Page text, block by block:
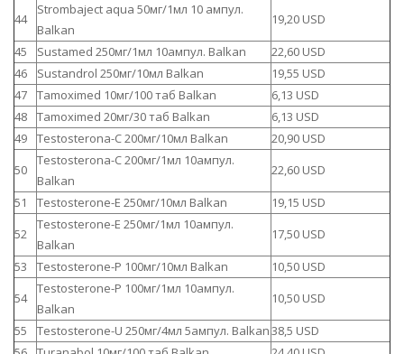
44
Strombaject aqua 50мг/1мл 10 ампул.
Balkan
19,20 USD
45
Sustamed 250мг/1мл 10ампул. Balkan
22,60 USD
46
Sustandrol 250мг/10мл Balkan
19,55 USD
47
Tamoximed 10мг/100 таб Balkan
6,13 USD
48
Tamoximed 20мг/30 таб Balkan
6,13 USD
49
Testosterona-C 200мг/10мл Balkan
20,90 USD
50
Testosterona-C 200мг/1мл 10ампул.
Balkan
22,60 USD
51
Testosterone-E 250мг/10мл Balkan
19,15 USD
52
Testosterone-E 250мг/1мл 10ампул.
Balkan
17,50 USD
53
Testosterone-P 100мг/10мл Balkan
10,50 USD
54
Testosterone-P 100мг/1мл 10ампул.
Balkan
10,50 USD
55
Testosterone-U 250мг/4мл 5ампул. Balkan38,5 USD